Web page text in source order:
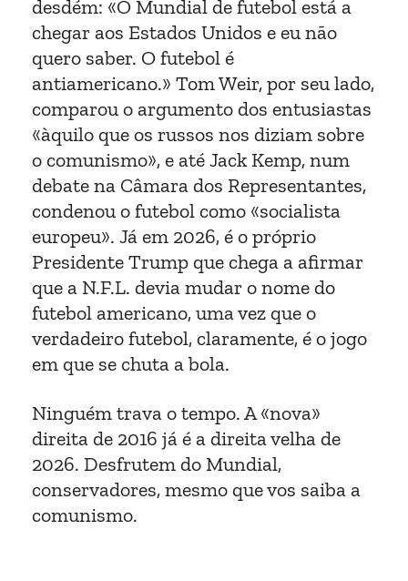
desdém: «O Mundial de futebol está a
chegar aos Estados Unidos e eu não
quero saber. O futebol é
antiamericano.» Tom Weir, por seu lado,
comparou o argumento dos entusiastas
«àquilo que os russos nos diziam sobre
o comunismo», e até Jack Kemp, num
debate na Câmara dos Representantes,
condenou o futebol como «socialista
europeu». Já em 2026, é o próprio
Presidente Trump que chega a afirmar
que a N.F.L. devia mudar o nome do
futebol americano, uma vez que o
verdadeiro futebol, claramente, é o jogo
em que se chuta a bola.
Ninguém trava o tempo. A «nova»
direita de 2016 já é a direita velha de
2026. Desfrutem do Mundial,
conservadores, mesmo que vos saiba a
comunismo.